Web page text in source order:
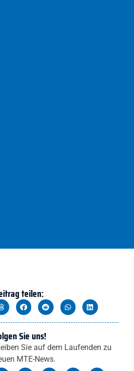
teilen:
Sie uns!
Sie auf dem Laufenden zu
MTE-News.